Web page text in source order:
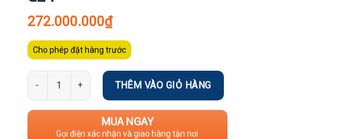
272.000.000₫
Cho phép đặt hàng trước
Số lượng
THÊM VÀO GIỎ HÀNG
MUA NGAY
Gọi điện xác nhận và giao hàng tận nơi